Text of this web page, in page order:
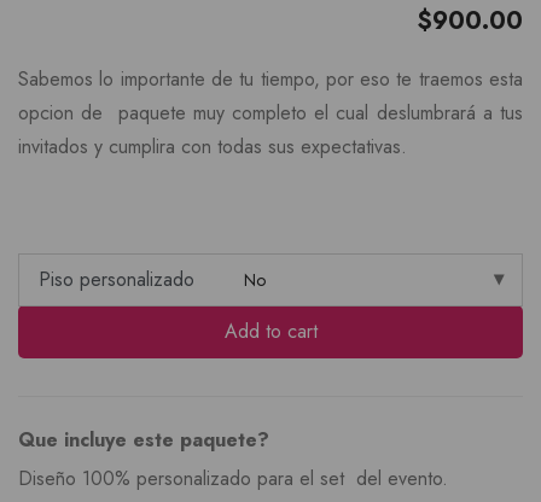
$900.00
Sabemos lo importante de tu tiempo, por eso te traemos esta
opcion de paquete muy completo el cual deslumbrará a tus
invitados y cumplira con todas sus expectativas.
Piso personalizado
Add to cart
Que incluye este paquete?
Diseño 100% personalizado para el set del evento.